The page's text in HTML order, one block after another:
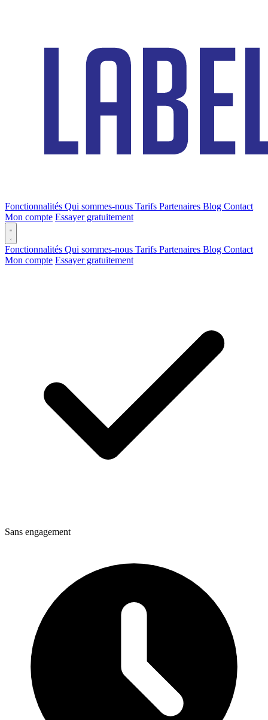
Fonctionnalités Qui sommes-nous Tarifs Partenaires Blog Contact
Mon compte Essayer gratuitement
Fonctionnalités Qui sommes-nous Tarifs Partenaires Blog Contact
Mon compte Essayer gratuitement
Sans engagement